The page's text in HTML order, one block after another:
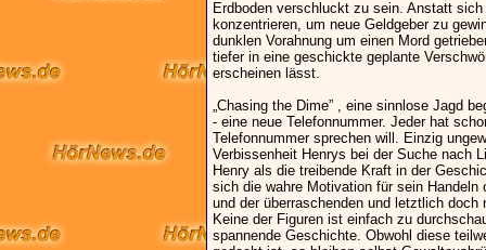
Erdboden verschluckt zu sein. Anstatt
konzentrieren, um neue Geldgeber zu
dunklen Vorahnung um einen Mord
tiefer in eine geschickte geplante
erscheinen lässt.
„Chasing the Dime” , eine sinnlose Jagd
- eine neue Telefonnummer. Jeder hat
Telefonnummer sprechen will. Einzig
Verbissenheit Henrys bei der Suche nach
Henry als die treibende Kraft in der
sich die wahre Motivation für sein
und der überraschenden und letztlich
Keine der Figuren ist einfach zu
spannende Geschichte. Obwohl diese